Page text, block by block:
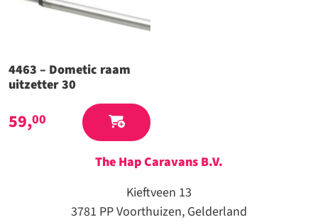
4463 – Dometic raam
uitzetter 30
59,00
The Hap Caravans B.V.
Kieftveen 13
3781 PP Voorthuizen, Gelderland